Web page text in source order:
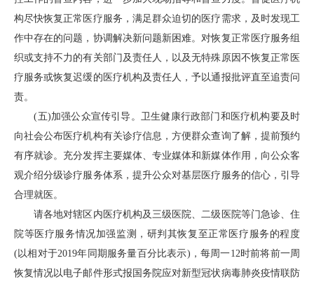
构尽快恢复正常医疗服务，满足群众迫切的医疗需求，及时发现工
作中存在的问题，协调解决新问题新困难。对恢复正常医疗服务组
织或支持不力的有关部门及责任人，以及无特殊原因不恢复正常医
疗服务或恢复迟缓的医疗机构及责任人，予以通报批评直至追责问
责。
(五)加强公众宣传引导。卫生健康行政部门和医疗机构要及时
向社会公布医疗机构有关诊疗信息，方便群众查询了解，提前预约
有序就诊。充分发挥主要媒体、专业媒体和新媒体作用，向公众客
观介绍分级诊疗服务体系，提升公众对基层医疗服务的信心，引导
合理就医。
请各地对辖区内医疗机构及三级医院、二级医院等门急诊、住
院等医疗服务情况加强监测，研判其恢复至正常医疗服务的程度
(以相对于2019年同期服务量百分比表示)，每周一12时前将前一周
恢复情况以电子邮件形式报国务院应对新型冠状病毒肺炎疫情联防